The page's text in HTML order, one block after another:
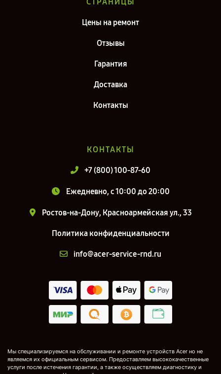
Цены на ремонт
Отзывы
Гарантия
Доставка
Контакты
КОНТАКТЫ
+7 (800) 100-87-60
Ежедневно, с 10:00 до 20:00
Ростов-на-Дону, Красноармейская ул., 33
Политика конфиденциальности
info@acer-service-rnd.ru
Мы специализируемся на обслуживании и ремонте устройств Acer но не
являемся их официальным сервисом. Предоставляем высококачественные
услуги после истечения гарантии, а также осуществляем диагностику и